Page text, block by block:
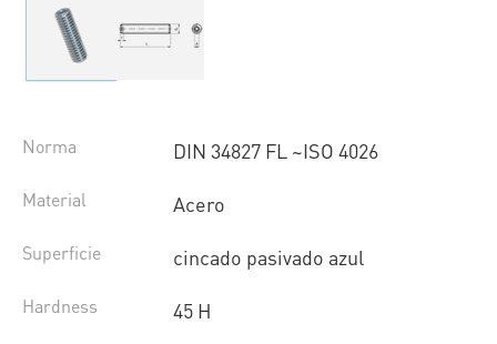
Norma DIN 34827 FL ~ISO 4026
Material Acero
Superficie cincado pasivado azul
Hardness 45 H